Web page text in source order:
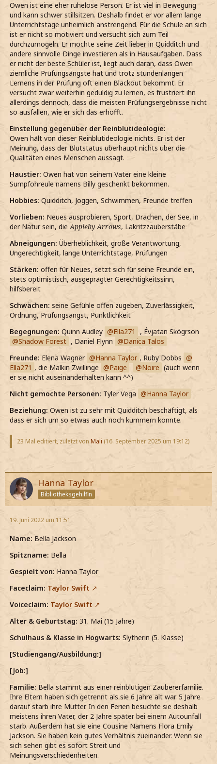
Owen ist eine eher ruhelose Person. Er ist viel in Bewegung
und kann schwer stillsitzen. Deshalb findet er vor allem lange
Unterrichtstage unheimlich anstrengend. Für die Schule an sich
ist er nicht so motiviert und versucht sich zum Teil
durchzumogeln. Er möchte seine Zeit lieber in Quidditch und
andere sinnvolle Dinge investieren als in Hausaufgaben. Dass
er nicht der beste Schüler ist, liegt auch daran, dass Owen
ziemliche Prüfungsängste hat und trotz stundenlangen
Lernens in der Prüfung oft einen Blackout bekommt. Er
versucht zwar weiterhin geduldig zu lernen, es frustriert ihn
allerdings dennoch, dass die meisten Prüfungsergebnisse nicht
so ausfallen, wie er sich das erhofft.
Einstellung gegenüber der Reinblutideologie:
Owen hält von dieser Reinblutideologie nichts. Er ist der
Meinung, dass der Blutstatus überhaupt nichts über die
Qualitäten eines Menschen aussagt.
Haustier: Owen hat von seinem Vater eine kleine
Sumpfohreule namens Billy geschenkt bekommen.
Hobbies: Quidditch, Joggen, Schwimmen, Freunde treffen
Vorlieben: Neues ausprobieren, Sport, Drachen, der See, in
der Natur sein, dieAppleby Arrows, Lakritzzauberstäbe
Abneigungen: Überheblichkeit, große Verantwortung,
Ungerechtigkeit, lange Unterrichtstage, Prüfungen
Stärken: offen für Neues, setzt sich für seine Freunde ein,
stets optimistisch, ausgeprägter Gerechtigkeitssinn,
hilfsbereit
Schwächen: seine Gefühle offen zugeben, Zuverlässigkeit,
Ordnung, Prüfungsangst, Pünktlichkeit
Begegnungen: Quinn Audley Ella271
, Évjatan Skógrson
Shadow Forest , Daniel Flynn
Danica Talos
Freunde: Elena Wagner Hanna Taylor , Ruby Dobbs
Ella271 , die Malkin Zwillinge Paige Noire (auch wenn
er sie nicht auseinanderhalten kann ^^)
Nicht gemochte Personen: Tyler Vega
Hanna Taylor
Beziehung: Owen ist zu sehr mit Quidditch beschäftigt, als
dass er sich um so etwas auch noch kümmern könnte.
23 Mal editiert, zuletzt von Mali (16. September 2025 um 19:12)
Hanna Taylor
Bibliotheksgehilfin
19. Juni 2022 um 11:51
Name: Bella Jackson
Spitzname: Bella
Gespielt von:Hanna Taylor
Faceclaim: Taylor Swift
Voiceclaim: Taylor Swift
Alter & Geburtstag: 31. Mai (15 Jahre)
Schulhaus & Klasse in Hogwarts: Slytherin (5. Klasse)
[Studiengang/Ausbildung:]
[Job:]
Familie: Bella stammt aus einer reinblütigen Zaubererfamilie.
Ihre Eltern haben sich getrennt als sie 6 Jahre alt war. 5 Jahre
darauf starb ihre Mutter. In den Ferien besuchte sie deshalb
meistens ihren Vater, der 2 Jahre später bei einem Autounfall
starb. Außerdem hat sie eine Cousine Namens Flora Emily
Jackson. Sie haben kein gutes Verhältnis zueinander. Wenn sie
sich sehen gibt es sofort Streit und
Meinungsverschiedenheiten.